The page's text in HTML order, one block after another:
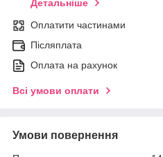
Детальніше
Оплатити частинами
Післяплата
Оплата на рахунок
Всі умови оплати
Умови повернення